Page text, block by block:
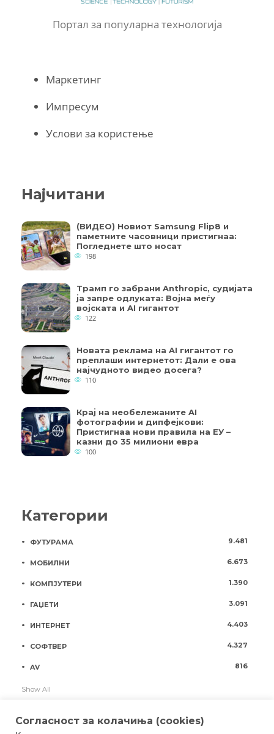
Портал за популарна технологија
Маркетинг
Импресум
Услови за користење
Најчитани
(ВИДЕО) Новиот Samsung Flip8 и
паметните часовници пристигнаа:
Погледнете што носат
198
Трамп го забрани Anthropic, судијата
ја запре одлуката: Војна меѓу
војската и AI гигантот
122
Новата реклама на AI гигантот го
преплаши интернетот: Дали е ова
најчудното видео досега?
110
Крај на необележаните AI
фотографии и дипфејкови:
Пристигнаа нови правила на ЕУ –
казни до 35 милиони евра
100
Категории
ФУТУРАМА 9.481
МОБИЛНИ 6.673
КОМПЈУТЕРИ 1.390
ГАЏЕТИ 3.091
ИНТЕРНЕТ 4.403
СОФТВЕР 4.327
AV 816
Show All
Согласност за колачиња (cookies)